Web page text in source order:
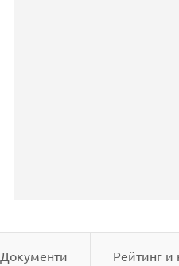
Документи Рейтинг и